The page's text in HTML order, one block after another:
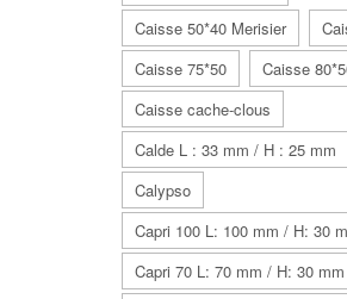
Caisse 50*40 Merisier
Caisse 75*50
Caisse
Caisse cache-clous
Calde L : 33 mm / H : 25 mm
Calypso
Capri 100 L: 100 mm / H: 30
Capri 70 L: 70 mm / H: 30 mm